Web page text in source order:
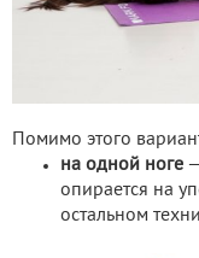
Помимо этого
на одной ноге
опирается на
остальном